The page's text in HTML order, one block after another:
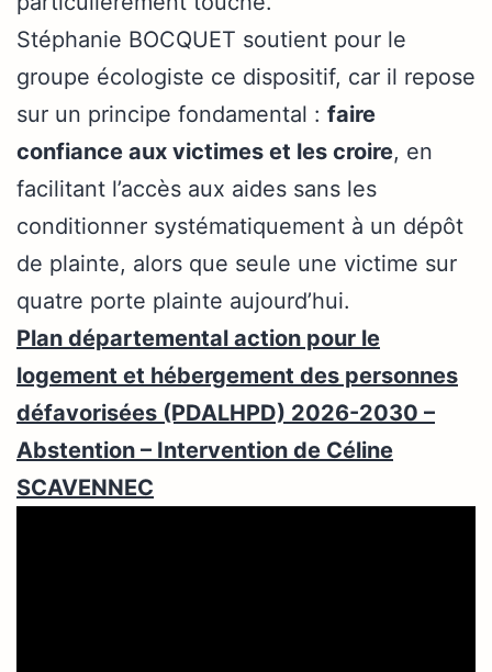
Stéphanie BOCQUET soutient pour le
groupe écologiste ce dispositif, car il repose
sur un principe fondamental : faire
confiance aux victimes et les croire, en
facilitant l’accès aux aides sans les
conditionner systématiquement à un dépôt
de plainte, alors que seule une victime sur
quatre porte plainte aujourd’hui.
Plan départemental action pour le
logement et hébergement des personnes
défavorisées (PDALHPD) 2026-2030 –
Abstention – Intervention de Céline
SCAVENNEC